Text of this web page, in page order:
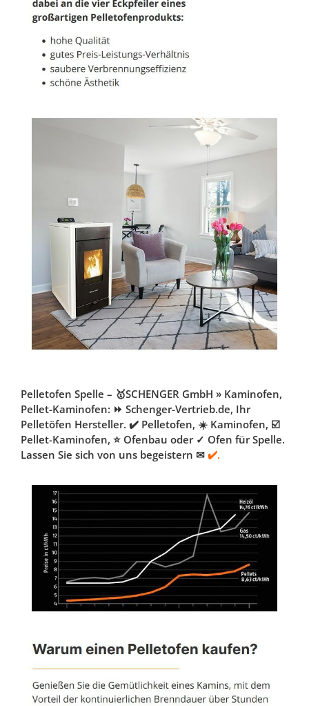
Pelletofen Spelle – 🥇SCHENGER GmbH » Kaminofen,
Pellet-Kaminofen: ⏩ Schenger-Vertrieb.de, Ihr
Pelletöfen Hersteller. ✔️ Pelletofen, ☀️ Kaminofen, ☑️
Pellet-Kaminofen, ⭐ Ofenbau oder ✓ Ofen für Spelle.
Lassen Sie sich von uns begeistern ✉ ✔️.